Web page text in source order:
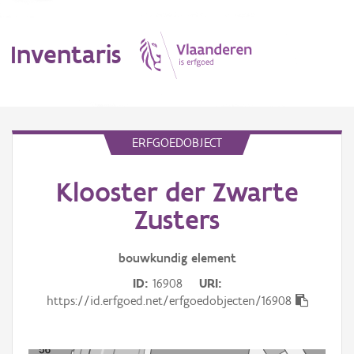
Inventaris
Erfgoedobject
ERFGOEDOBJECT
Klooster der Zwarte
Zusters
bouwkundig element
ID 16908
URI
https://id.erfgoed.net/erfgoedobjecten/16908